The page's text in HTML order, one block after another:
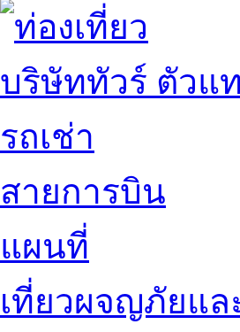
บริษัททัวร์ ตัวแ
รถเช่า
สายการบิน
แผนที่
เที่ยวผจญภัยแล